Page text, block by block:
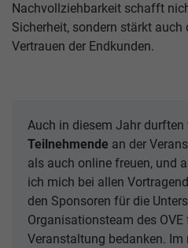
Nachvollziehbarkeit schafft
Sicherheit, sondern stärkt auch
Vertrauen der Endkunden.
Auch in diesem Jahr durften
Teilnehmende an der
als auch online freuen, und
ich mich bei allen
den Sponsoren für die
Organisationsteam des
Veranstaltung bedanken.